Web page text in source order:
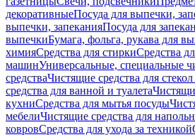
декоративныеПосуда для выпечки,
выпечки, запеканияПосуда для
выпечкиБумага, фольга, рукава для
химияСредства для стиркиСредства
машинУниверсальные, специальные
средстваЧистящие средства для
средства для ванной и туалета
кухниСредства для мытья посуды
мебелиЧистящие средства для
ковровСредства для ухода за техникой